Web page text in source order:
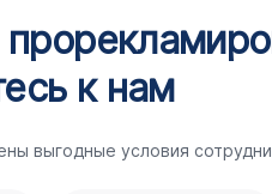
к нам
выгодные условия